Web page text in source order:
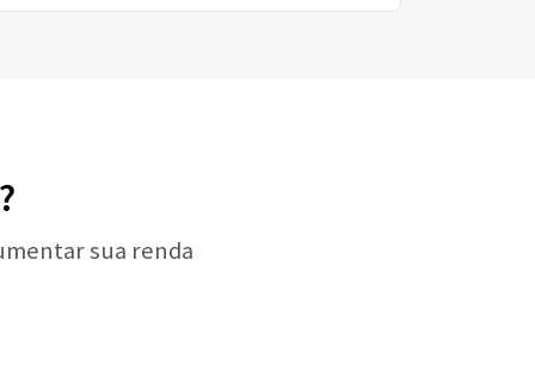
sua renda